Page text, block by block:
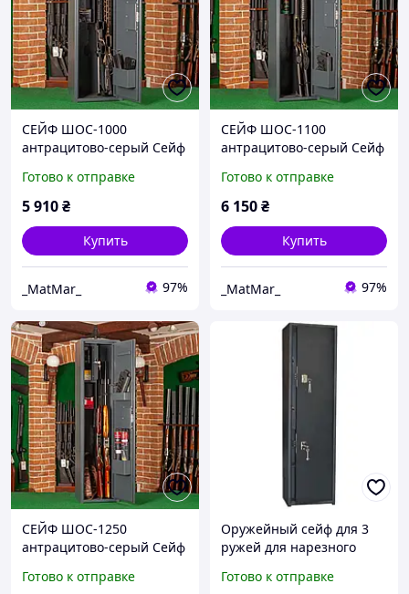
СЕЙФ ШОС-1000
антрацитово-серый Сейф
Готово к отправке
5 910₴
Купить
_MatMar_ 97%
СЕЙФ ШОС-1100
антрацитово-серый Сейф
Готово к отправке
6 150₴
Купить
_MatMar_ 97%
СЕЙФ ШОС-1250
антрацитово-серый Сейф
Готово к отправке
Оружейный сейф для 3
ружей для нарезного
Сейфы на 3 ствола ружья
Готово к отправке